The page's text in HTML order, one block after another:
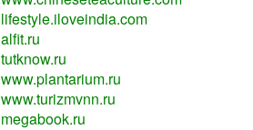
lifestyle.iloveindia.com
alfit.ru
tutknow.ru
www.plantarium.ru
www.turizmvnn.ru
megabook.ru